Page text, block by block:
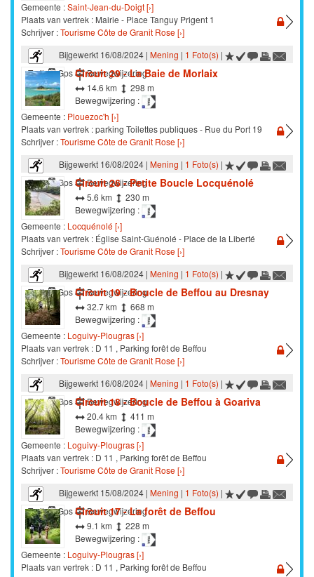
Gemeente :Saint-Jean-du-Doigt [›]
Plaats van vertrek : Mairie - Place Tanguy Prigent 1
Schrijver :Tourisme Côte de Granit Rose [›]
Bijgewerkt 16/08/2024 | Mening | 1 Foto(s) |
Trail
Gps Bewegwijzering
Circuit 29 - La Baie de Morlaix
14.6 km
298 m
Bewegwijzering :
Gemeente : Plouezoc'h [›]
Plaats van vertrek : parking Toilettes publiques - Rue du Port 19
Schrijver :Tourisme Côte de Granit Rose [›]
Bijgewerkt 16/08/2024 | Mening | 1 Foto(s) |
Trail
Gps Bewegwijzering
Circuit 26 - Petite Boucle Locquénolé
5.6 km
230 m
Bewegwijzering :
Gemeente : Locquénolé [›]
Plaats van vertrek : Église Saint-Guénolé - Place de la Liberté
Schrijver :Tourisme Côte de Granit Rose [›]
Bijgewerkt 16/08/2024 | Mening | 1 Foto(s) |
Trail
Gps Bewegwijzering
Circuit 19 - Boucle de Beffou au Dresnay
32.7 km
668 m
Bewegwijzering :
Gemeente : Loguivy-Plougras [›]
Plaats van vertrek : D 11 , Parking forêt de Beffou
Schrijver :Tourisme Côte de Granit Rose [›]
Bijgewerkt 16/08/2024 | Mening | 1 Foto(s) |
Trail
Gps Bewegwijzering
Circuit 18 - Boucle de Beffou à Goariva
20.4 km
411 m
Bewegwijzering :
Gemeente : Loguivy-Plougras [›]
Plaats van vertrek : D 11 , Parking forêt de Beffou
Schrijver :Tourisme Côte de Granit Rose [›]
Bijgewerkt 15/08/2024 | Mening | 1 Foto(s) |
Trail
Gps Bewegwijzering
Circuit 17 - La forêt de Beffou
9.1 km
228 m
Bewegwijzering :
Gemeente : Loguivy-Plougras [›]
Plaats van vertrek : D 11 , Parking forêt de Beffou